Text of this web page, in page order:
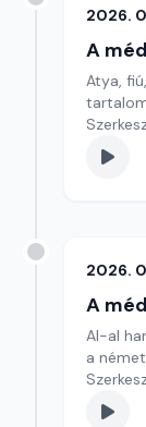
2026.
A
Atya,
2026.
A
AI-al
a